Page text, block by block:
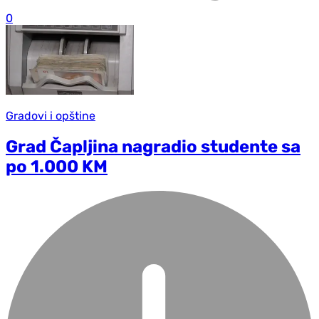
0
Gradovi i opštine
Grad Čapljina nagradio studente sa
po 1.000 KM